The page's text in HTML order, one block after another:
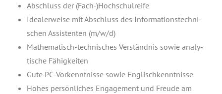
Abschluss der (Fach-)Hochschulreife
Idea­ler­wei­se mit Abschluss des Infor­ma­ti­ons­tech­ni­
schen Assis­ten­ten (m/w/d)
Mathe­ma­tisch-tech­ni­sches Ver­ständ­nis sowie ana­ly­
ti­sche Fähigkeiten
Gute PC-Vor­kennt­nis­se sowie Englischkenntnisse
Hohes per­sön­li­ches Enga­ge­ment und Freu­de am